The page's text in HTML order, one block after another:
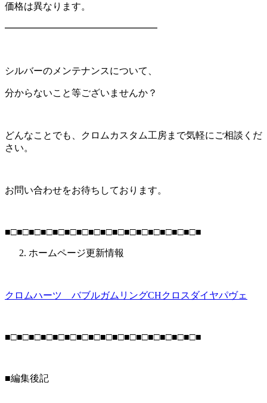
価格は異なります。
━━━━━━━━━━━━━━━━
シルバーのメンテナンスについて、
分からないこと等ございませんか？
どんなことでも、クロムカスタム工房まで気軽にご相談くだ
さい。
お問い合わせをお待ちしております。
■□■□■□■□■□■□■□■□■□■□■□■□■□■□■□■□■
ホームページ更新情報
クロムハーツ バブルガムリングCHクロスダイヤパヴェ
■□■□■□■□■□■□■□■□■□■□■□■□■□■□■□■□■
■編集後記